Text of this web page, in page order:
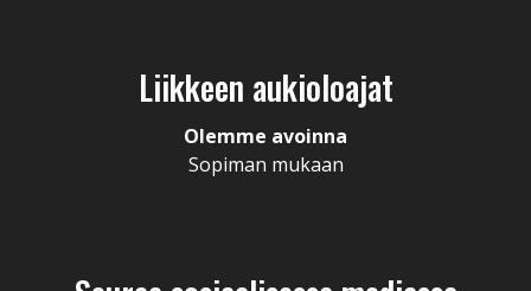
Liikkeen aukioloajat
Olemme avoinna
Sopiman mukaan